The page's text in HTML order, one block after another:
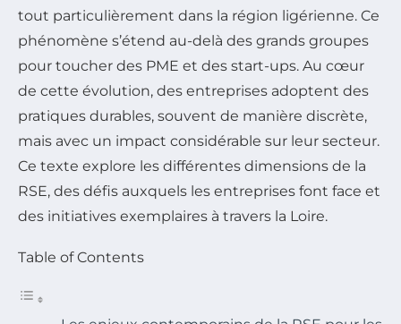
tout particulièrement dans la région ligérienne. Ce
phénomène s’étend au-delà des grands groupes
pour toucher des PME et des start-ups. Au cœur
de cette évolution, des entreprises adoptent des
pratiques durables, souvent de manière discrète,
mais avec un impact considérable sur leur secteur.
Ce texte explore les différentes dimensions de la
RSE, des défis auxquels les entreprises font face et
des initiatives exemplaires à travers la Loire.
Table of Contents